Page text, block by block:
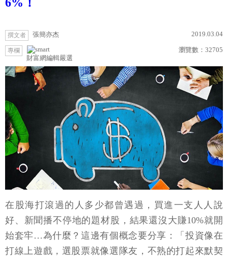
撰文者 張簡亦杰 2019.03.04
專欄
財富網編輯嚴選
瀏覽數： 32705
在股海打滾過的人多少都曾遇過，買進一支人人說
好、新聞播不停地的題材股，結果還沒大賺10%就開
始套牢…為什麼？這邊有個概念要分享：「投資像在
打線上遊戲，選股票就像選隊友，不熟的打起來默契